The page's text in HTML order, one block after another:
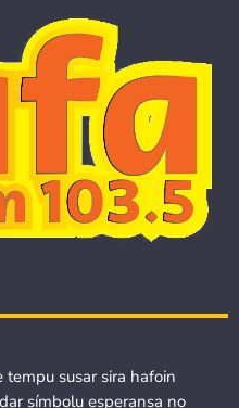
susar sira hafoin
símbolu esperansa no